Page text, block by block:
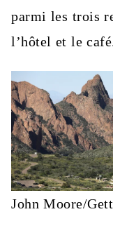
parmi les trois
l’hôtel et le
John Moore/